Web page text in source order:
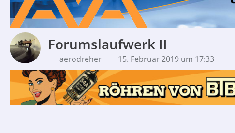
Forumslaufwerk II
aerodreher 15. Februar 2019 um 17:33